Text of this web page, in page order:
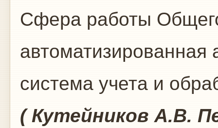
Сфера работы
автоматизированная
система учета и
( Кутейников А.В.